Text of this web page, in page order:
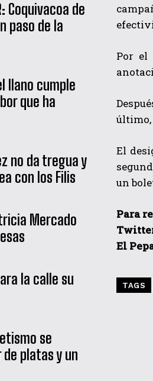
Coquivacoa de
paso de la
llano cumple
que ha
no da tregua y
con los Filis
Mercado
la calle su
se
platas y un
Por el
último,
El
un
Para
El
TAGS